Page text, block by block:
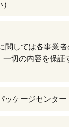
関しては各事業者
一切の内容を保証
ッケージセンター